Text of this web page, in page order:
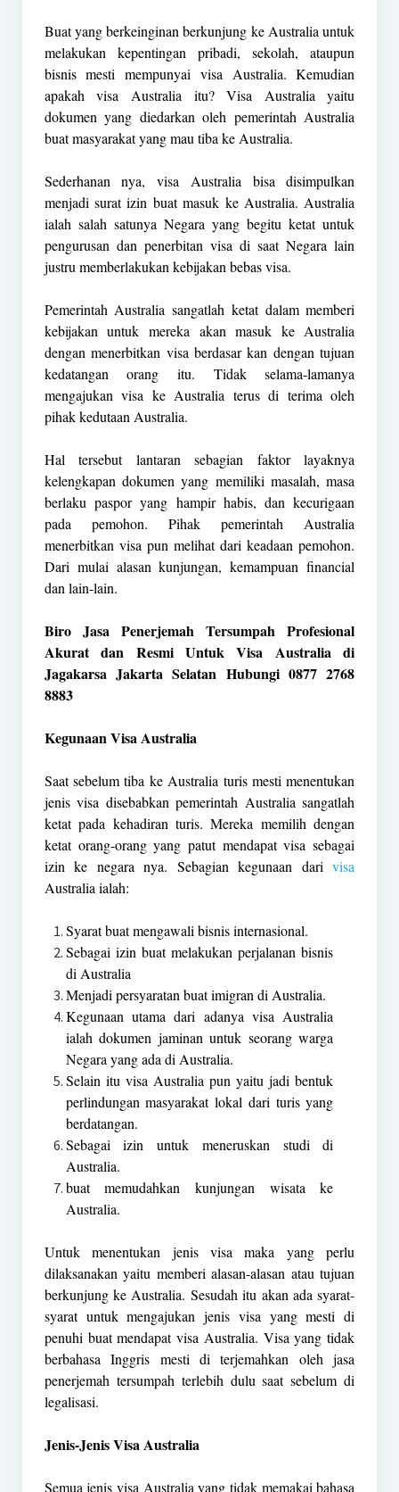
Buat yang berkeinginan berkunjung ke Australia untuk
melakukan kepentingan pribadi, sekolah, ataupun
bisnis mesti mempunyai visa Australia. Kemudian
apakah visa Australia itu? Visa Australia yaitu
dokumen yang diedarkan oleh pemerintah Australia
buat masyarakat yang mau tiba ke Australia.
Sederhanan nya, visa Australia bisa disimpulkan
menjadi surat izin buat masuk ke Australia. Australia
ialah salah satunya Negara yang begitu ketat untuk
pengurusan dan penerbitan visa di saat Negara lain
justru memberlakukan kebijakan bebas visa.
Pemerintah Australia sangatlah ketat dalam memberi
kebijakan untuk mereka akan masuk ke Australia
dengan menerbitkan visa berdasar kan dengan tujuan
kedatangan orang itu. Tidak selama-lamanya
mengajukan visa ke Australia terus di terima oleh
pihak kedutaan Australia.
Hal tersebut lantaran sebagian faktor layaknya
kelengkapan dokumen yang memiliki masalah, masa
berlaku paspor yang hampir habis, dan kecurigaan
pada pemohon. Pihak pemerintah Australia
menerbitkan visa pun melihat dari keadaan pemohon.
Dari mulai alasan kunjungan, kemampuan financial
dan lain-lain.
Biro Jasa Penerjemah Tersumpah Profesional
Akurat dan Resmi Untuk Visa Australia di
Jagakarsa Jakarta Selatan Hubungi 0877 2768
8883
Kegunaan Visa Australia
Saat sebelum tiba ke Australia turis mesti menentukan
jenis visa disebabkan pemerintah Australia sangatlah
ketat pada kehadiran turis. Mereka memilih dengan
ketat orang-orang yang patut mendapat visa sebagai
izin ke negara nya. Sebagian kegunaan darivisa
Australia ialah:
Syarat buat mengawali bisnis internasional.
Sebagai izin buat melakukan perjalanan bisnis
di Australia
Menjadi persyaratan buat imigran di Australia.
Kegunaan utama dari adanya visa Australia
ialah dokumen jaminan untuk seorang warga
Negara yang ada di Australia.
Selain itu visa Australia pun yaitu jadi bentuk
perlindungan masyarakat lokal dari turis yang
berdatangan.
Sebagai izin untuk meneruskan studi di
Australia.
buat memudahkan kunjungan wisata ke
Australia.
Untuk menentukan jenis visa maka yang perlu
dilaksanakan yaitu memberi alasan-alasan atau tujuan
berkunjung ke Australia. Sesudah itu akan ada syarat-
syarat untuk mengajukan jenis visa yang mesti di
penuhi buat mendapat visa Australia. Visa yang tidak
berbahasa Inggris mesti di terjemahkan oleh jasa
penerjemah tersumpah terlebih dulu saat sebelum di
legalisasi.
Jenis-Jenis Visa Australia
Semua jenis visa Australia yang tidak memakai bahasa